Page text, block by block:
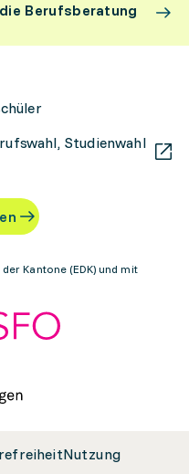
Berufsberatung
Studienwahl
Kantone (EDK) und mit
Nutzung